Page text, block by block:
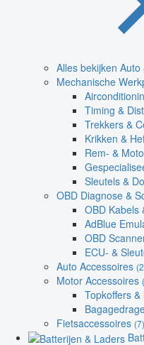
Alles bekijken
Mechanische
Timing &
Trekkers &
Krikken &
Rem- &
Sleutels &
OBD Diagnose &
OBD Kabels
AdBlue
OBD
ECU- &
Auto Accessoires
Motor Accessoires
Topkoffers
Fietsaccessoires (7)